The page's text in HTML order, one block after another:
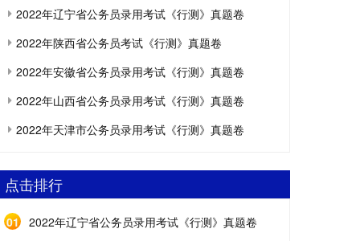
2022年辽宁省公务员录用考试《行测》真题卷
2022年陕西省公务员考试《行测》真题卷
2022年安徽省公务员录用考试《行测》真题卷
2022年山西省公务员录用考试《行测》真题卷
2022年天津市公务员录用考试《行测》真题卷
点击排行
01
2022年辽宁省公务员录用考试《行测》真题卷